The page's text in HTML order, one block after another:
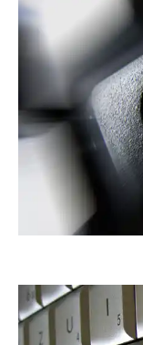
RainerSturm